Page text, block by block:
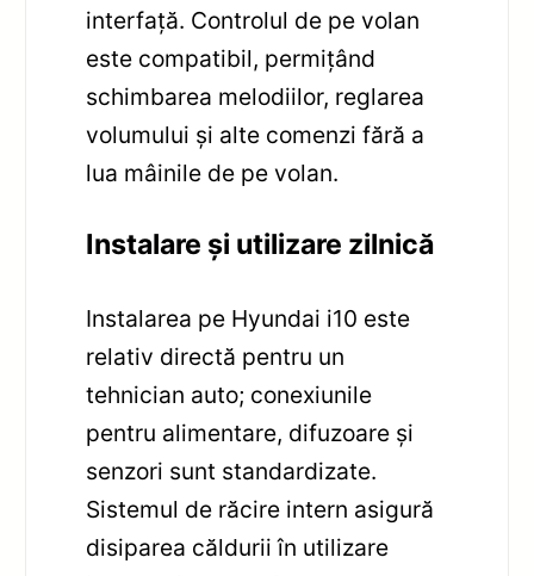
interfață. Controlul de pe volan
este compatibil, permițând
schimbarea melodiilor, reglarea
volumului și alte comenzi fără a
lua mâinile de pe volan.
Instalare și utilizare zilnică
Instalarea pe Hyundai i10 este
relativ directă pentru un
tehnician auto; conexiunile
pentru alimentare, difuzoare și
senzori sunt standardizate.
Sistemul de răcire intern asigură
disiparea căldurii în utilizare